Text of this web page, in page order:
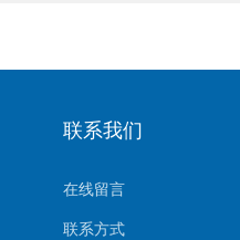
联系我们
在线留言
联系方式